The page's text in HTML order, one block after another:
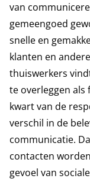
van
gemeengoed
snelle en
klanten en
thuiswerkers
te overleggen als
kwart van de
verschil in de
communicatie.
contacten
gevoel van